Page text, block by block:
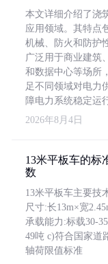
本文详细介绍了浇
应用领域。其特点
机械、防火和防护
广泛用于商业建筑
和数据中心等场所
足不同领域对电力
障电力系统稳定运
2026年8月4日
13米平板车的标
数
13米平板车主要技
尺寸:长13m×宽
承载能力:标载30-
49吨 c)符合国家道
轴荷限值标准